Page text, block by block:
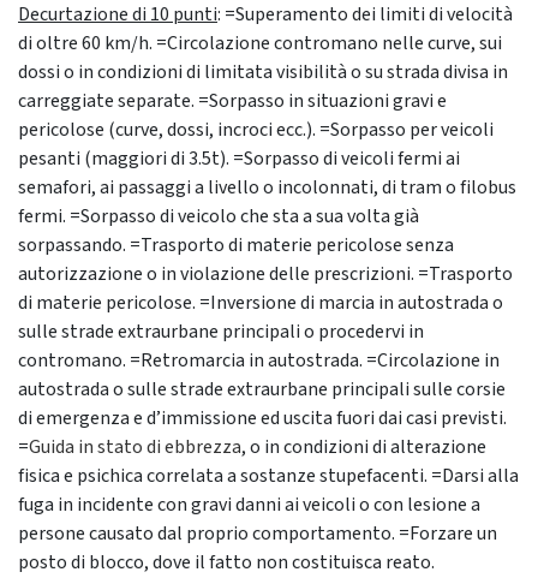
Decurtazione di 10 punti: =Superamento dei limiti di velocità
di oltre 60 km/h. =Circolazione contromano nelle curve, sui
dossi o in condizioni di limitata visibilità o su strada divisa in
carreggiate separate. =Sorpasso in situazioni gravi e
pericolose (curve, dossi, incroci ecc.). =Sorpasso per veicoli
pesanti (maggiori di 3.5t). =Sorpasso di veicoli fermi ai
semafori, ai passaggi a livello o incolonnati, di tram o filobus
fermi. =Sorpasso di veicolo che sta a sua volta già
sorpassando. =Trasporto di materie pericolose senza
autorizzazione o in violazione delle prescrizioni. =Trasporto
di materie pericolose. =Inversione di marcia in autostrada o
sulle strade extraurbane principali o procedervi in
contromano. =Retromarcia in autostrada. =Circolazione in
autostrada o sulle strade extraurbane principali sulle corsie
di emergenza e d’immissione ed uscita fuori dai casi previsti.
=Guida in stato di ebbrezza, o in condizioni di alterazione
fisica e psichica correlata a sostanze stupefacenti. =Darsi alla
fuga in incidente con gravi danni ai veicoli o con lesione a
persone causato dal proprio comportamento. =Forzare un
posto di blocco, dove il fatto non costituisca reato.